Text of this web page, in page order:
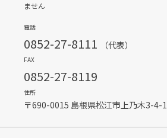
ません
電話
0852-27-8111 （代表）
FAX
0852-27-8119
住所
〒690-0015 島根県松江市上乃木3-4-1